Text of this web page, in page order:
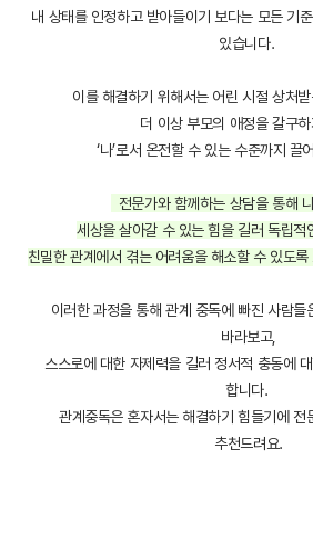
내 상태를 인정하고 받아들이기 보다는 모든 기
있습니다.
이를 해결하기 위해서는 어린 시절 상처
더 이상 부모의 애정을 갈구하
‘나’로서 온전할 수 있는 수준까지 끌
전문가와 함께하는 상담을 통해
세상을 살아갈 수 있는 힘을 길러 독립적
친밀한 관계에서 겪는 어려움을 해소할 수 있도
이러한 과정을 통해 관계 중독에 빠진 사람들
바라보고,
스스로에 대한 자제력을 길러 정서적 충동에
합니다.
관계중독은 혼자서는 해결하기 힘들기에 전
추천드려요.